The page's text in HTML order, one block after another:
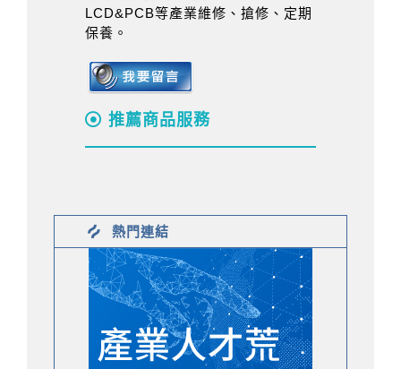
LCD&PCB等產業維修、搶修、定期
保養。
推薦商品服務
熱門連結